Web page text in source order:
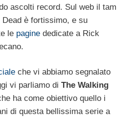
ascolti record. Sul web il tam
è fortissimo, e su
le pagine dedicate a Rick
che vi abbiamo segnalato
vi parliamo di The Walking
ha come obiettivo quello i
di questa bellissima serie a